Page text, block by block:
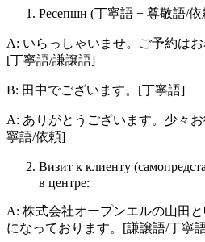
Ресепшн (丁寧語 + 尊敬語/依
A: いらっしゃいませ。ご予約は
[丁寧語/謙譲語]
B: 田中でございます。[丁寧語]
A: ありがとうございます。少々
寧語/依頼]
Визит к клиенту
в центре:
A: 株式会社オープンエルの山田
になっております。[謙譲語/丁寧